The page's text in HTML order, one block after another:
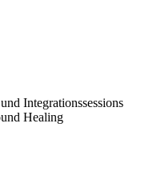
Integrationssessions
Healing